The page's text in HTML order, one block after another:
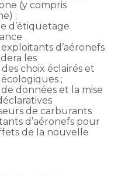
(y compris
;
d’étiquetage
d’aéronefs
les
choix éclairés et
;
données et la mise
de carburants
d’aéronefs pour
de la nouvelle